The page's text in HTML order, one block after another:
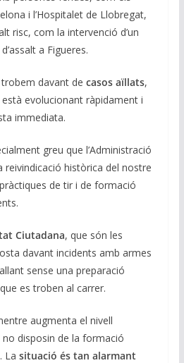
i l’Hospitalet de Llobregat,
risc, com la intervenció d’un
a Figueres.
davant de casos aïllats,
està evolucionant ràpidament i
immediata.
greu que l’Administració
reivindicació històrica del nostre
de tir i de formació
Ciutadana, que són les
davant incidents amb armes
sense una preparació
es troben al carrer.
augmenta el nivell
no disposin de la formació
La situació és tan alarmant